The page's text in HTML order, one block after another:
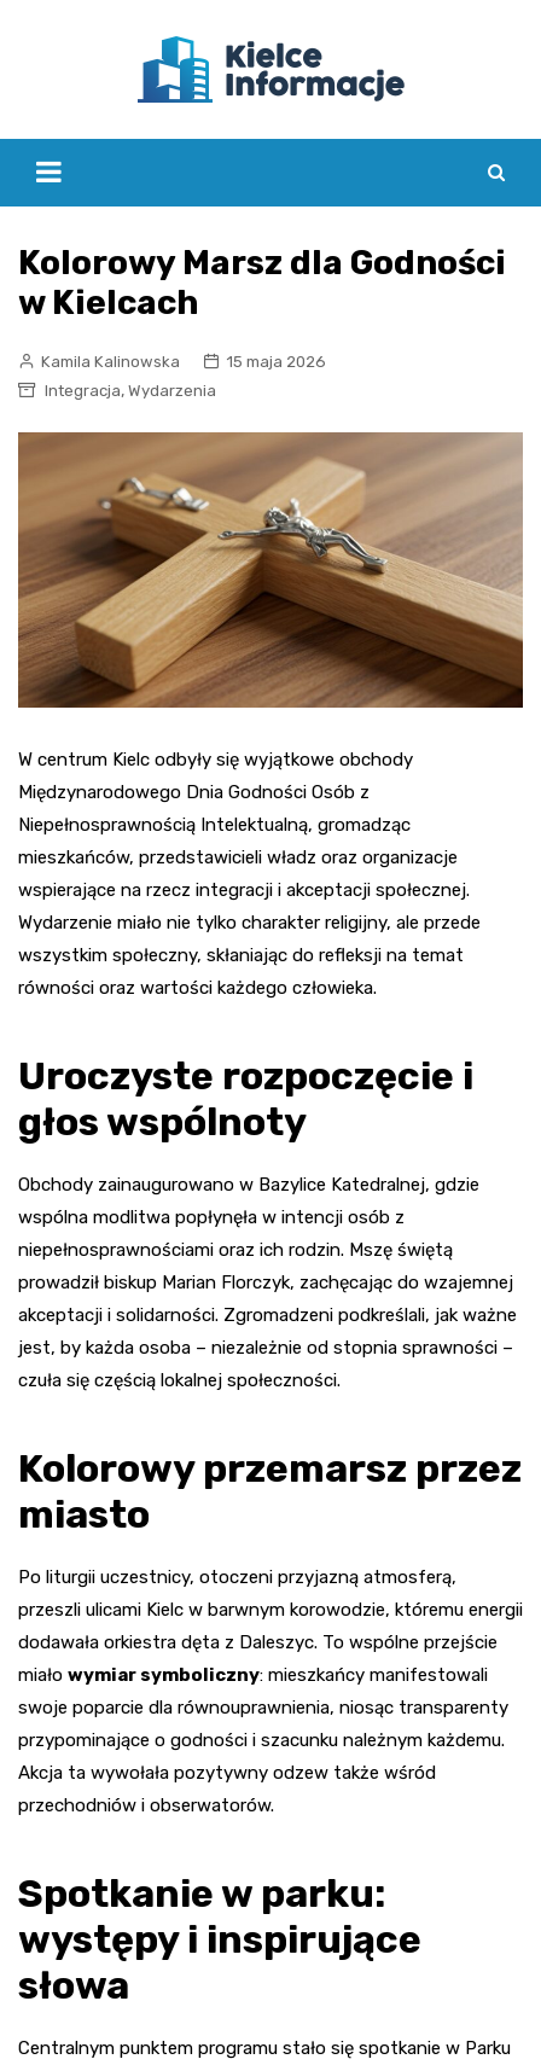
Kolorowy Marsz dla Godności
w Kielcach
Kamila Kalinowska
15 maja 2026
Integracja, Wydarzenia
W centrum Kielc odbyły się wyjątkowe obchody
Międzynarodowego Dnia Godności Osób z
Niepełnosprawnością Intelektualną, gromadząc
mieszkańców, przedstawicieli władz oraz organizacje
wspierające na rzecz integracji i akceptacji społecznej.
Wydarzenie miało nie tylko charakter religijny, ale przede
wszystkim społeczny, skłaniając do refleksji na temat
równości oraz wartości każdego człowieka.
Uroczyste rozpoczęcie i
głos wspólnoty
Obchody zainaugurowano w Bazylice Katedralnej, gdzie
wspólna modlitwa popłynęła w intencji osób z
niepełnosprawnościami oraz ich rodzin. Mszę świętą
prowadził biskup Marian Florczyk, zachęcając do wzajemnej
akceptacji i solidarności. Zgromadzeni podkreślali, jak ważne
jest, by każda osoba – niezależnie od stopnia sprawności –
czuła się częścią lokalnej społeczności.
Kolorowy przemarsz przez
miasto
Po liturgii uczestnicy, otoczeni przyjazną atmosferą,
przeszli ulicami Kielc w barwnym korowodzie, któremu energii
dodawała orkiestra dęta z Daleszyc. To wspólne przejście
miało wymiar symboliczny: mieszkańcy manifestowali
swoje poparcie dla równouprawnienia, niosąc transparenty
przypominające o godności i szacunku należnym każdemu.
Akcja ta wywołała pozytywny odzew także wśród
przechodniów i obserwatorów.
Spotkanie w parku:
występy i inspirujące
słowa
Centralnym punktem programu stało się spotkanie w Parku